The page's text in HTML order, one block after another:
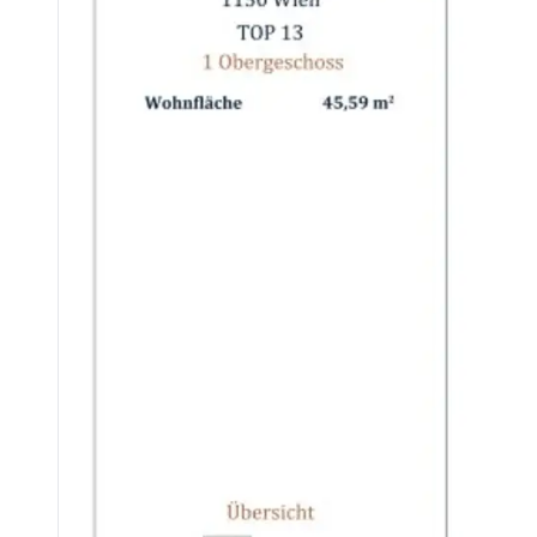
Zum Verkauf steht eine klassische Alt-Wiener Vorsorgewohnung in attraktiver Lage des 14. Bezirks. Eine unbefristet vermietete Eigentumswohnung bietet eine attraktive Kombination aus
* attraktiver Einkaufspreis für zukünftige Wertsteigerungen
Die Vertragserrichtung und Treuhandabwicklung ist gebunden an die Kanzlei Engindeniz Rechtsanwälte, Marc-Aurel-Straße 6/5, 1010 Wien. Die Kosten betragen 1,5 % des Kaufpreises zzgl. 20 % USt. sowie Barauslagen und Beglaubigung. Bei